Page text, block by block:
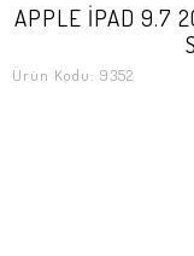
APPLE İPAD 9.7
Ürün Kodu: 9352